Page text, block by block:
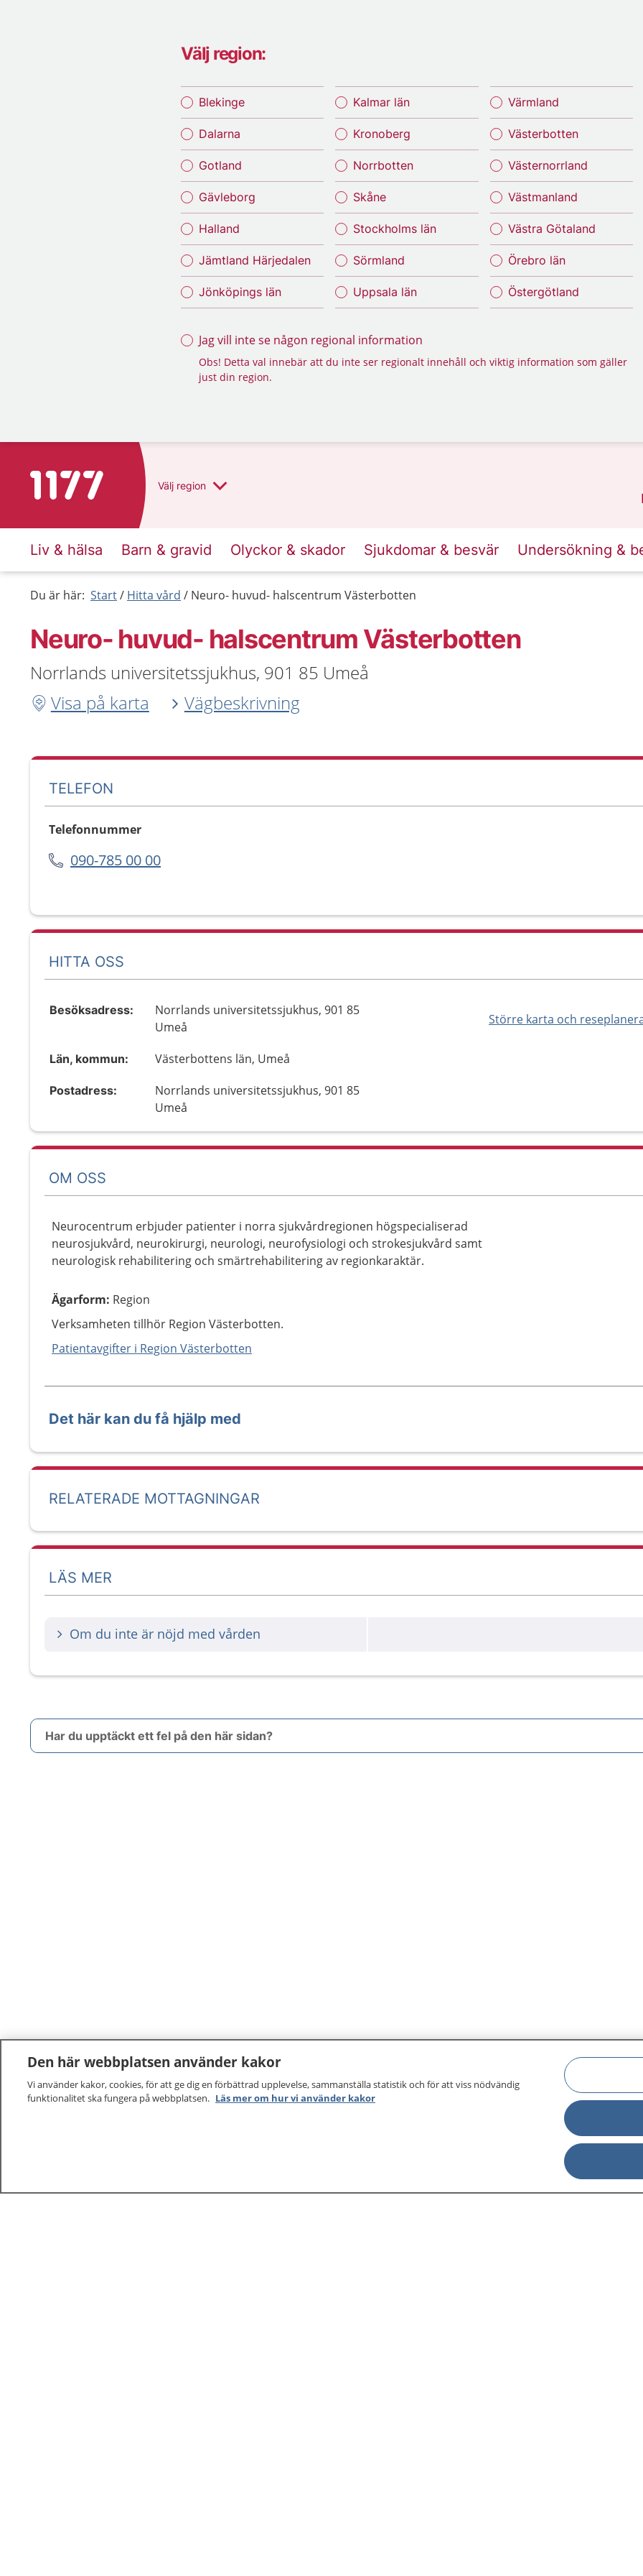
Välj region:
Blekinge
Dalarna
Gotland
Gävleborg
Halland
Jämtland Härjedalen
Jönköpings län
Kalmar län
Kronoberg
Norrbotten
Skåne
Stockholms län
Sörmland
Uppsala län
Värmland
Västerbotten
Västernorrland
Västmanland
Västra Götaland
Örebro län
Östergötland
Jag vill inte se någon regional information
Obs! Detta val innebär att du inte ser regionalt innehåll och viktig information som gäller
just din region.
Till startsidan för 1177 Välj region
Liv & hälsa Barn & gravid Olyckor & skador Sjukdomar & besvär Undersökning &
Du är här: Start Hitta vård Neuro- huvud- halscentrum Västerbotten
Neuro- huvud- halscentrum Västerbotten
Norrlands universitetssjukhus, 901 85 Umeå
Visa på karta
Vägbeskrivning
TELEFON
Telefonnummer
090-785 00 00
HITTA OSS
Större karta och
Besöksadress:
Norrlands universitetssjukhus, 901 85
Umeå
Län, kommun: Västerbottens län, Umeå
Postadress:
Norrlands universitetssjukhus, 901 85
Umeå
OM OSS
Neurocentrum erbjuder patienter i norra sjukvårdregionen högspecialiserad
neurosjukvård, neurokirurgi, neurologi, neurofysiologi och strokesjukvård samt
neurologisk rehabilitering och smärtrehabilitering av regionkaraktär.
Ägarform: Region
Verksamheten tillhör Region Västerbotten.
Patientavgifter i Region Västerbotten
Det här kan du få hjälp med
RELATERADE MOTTAGNINGAR
LÄS MER
Om du inte är nöjd med vården
Har du upptäckt ett fel på den här sidan?
Den här webbplatsen använder kakor
Vi använder kakor, cookies, för att ge dig en förbättrad upplevelse, sammanställa statistik och för att viss nödvändig
funktionalitet ska fungera på webbplatsen. Läs mer om hur vi använder kakor